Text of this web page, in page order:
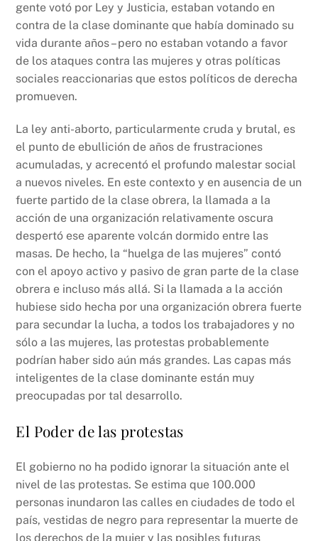
gente votó por Ley y Justicia, estaban votando en
contra de la clase dominante que había dominado su
vida durante años – pero no estaban votando a favor
de los ataques contra las mujeres y otras políticas
sociales reaccionarias que estos políticos de derecha
promueven.
La ley anti-aborto, particularmente cruda y brutal, es
el punto de ebullición de años de frustraciones
acumuladas, y acrecentó el profundo malestar social
a nuevos niveles. En este contexto y en ausencia de un
fuerte partido de la clase obrera, la llamada a la
acción de una organización relativamente oscura
despertó ese aparente volcán dormido entre las
masas. De hecho, la “huelga de las mujeres” contó
con el apoyo activo y pasivo de gran parte de la clase
obrera e incluso más allá. Si la llamada a la acción
hubiese sido hecha por una organización obrera fuerte
para secundar la lucha, a todos los trabajadores y no
sólo a las mujeres, las protestas probablemente
podrían haber sido aún más grandes. Las capas más
inteligentes de la clase dominante están muy
preocupadas por tal desarrollo.
El Poder de las protestas
El gobierno no ha podido ignorar la situación ante el
nivel de las protestas. Se estima que 100.000
personas inundaron las calles en ciudades de todo el
país, vestidas de negro para representar la muerte de
los derechos de la mujer y las posibles futuras